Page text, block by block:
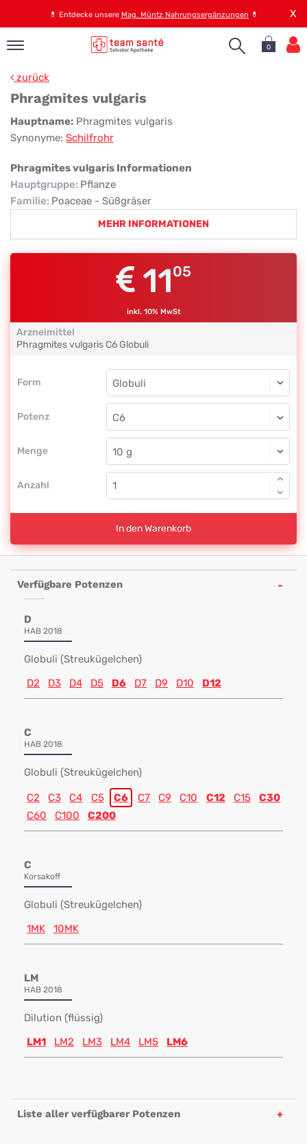
💊 Entdecke unsere Mag. Müntz Nahrungsergänzungen 💊 X
0
zurück
Phragmites vulgaris
Phragmites
vulgaris
Hauptname: Phragmites vulgaris
Synonyme: Schilfrohr
Phragmites vulgaris Informationen
Hauptgruppe: Pflanze
Familie: Poaceae - Süßgräser
MEHR INFORMATIONEN
1105
inkl. 10% MwSt
Arzneimittel
Phragmites vulgaris C6 Globuli
Form
Form
Potenz
Globuli
C6
Menge
Globuli
Anzahl
In den Warenkorb
Verfügbare Potenzen
D
HAB 2018
Globuli (Streukügelchen)
D2
D3 D4 D5 D6 D7 D9 D10 D12
C
HAB 2018
Globuli (Streukügelchen)
C2 C3 C4 C5 C6 C7 C9 C10 C12 C15
C30
C60
C100 C200
C
Korsakoff
Globuli (Streukügelchen)
1MK
10MK
LM
HAB 2018
Dilution (flüssig)
LM1
LM2 LM3 LM4 LM5 LM6
Liste aller verfügbarer Potenzen